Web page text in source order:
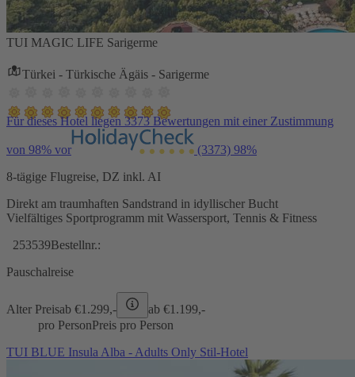
TUI MAGIC LIFE Sarigerme
Türkei - Türkische Ägäis - Sarigerme
Für dieses Hotel liegen 3373 Bewertungen mit einer Zustimmung
von 98% vor (3373) 98%
8-tägige Flugreise, DZ inkl. AI
Direkt am traumhaften Sandstrand in idyllischer Bucht
Vielfältiges Sportprogramm mit Wassersport, Tennis & Fitness
253539Bestellnr.:
Pauschalreise
Alter Preisab €1.299,- ab €1.199,-
pro PersonPreis pro Person
TUI BLUE Insula Alba - Adults Only Stil-Hotel